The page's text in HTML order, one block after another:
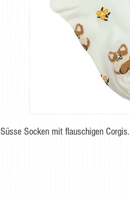
Süsse Socken mit flauschigen Corgis.